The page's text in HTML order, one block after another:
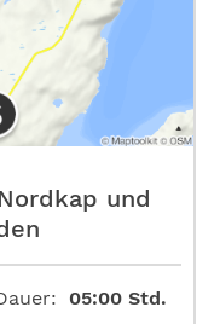
und
05:00 Std.